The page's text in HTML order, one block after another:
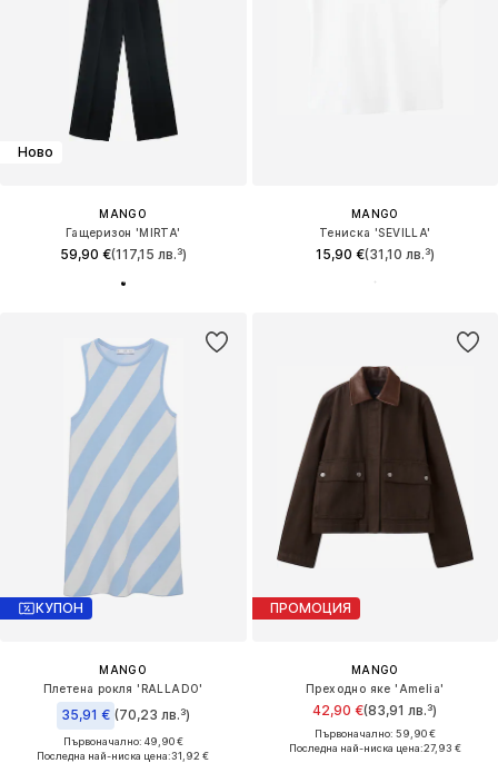
Ново
MANGO
Гащеризон 'MIRTA'
59,90 €(117,15 лв.³)
MANGO
Тениска 'SEVILLA'
15,90 €(31,10 лв.³)
КУПОН
MANGO
Плетена рокля 'RALLADO'
35,91 € (70,23 лв.³)
Първоначално: 49,90 €
Последна най-ниска цена:31,92 €
ПРОМОЦИЯ
MANGO
Преходно яке 'Amelia'
42,90 €(83,91 лв.³)
Първоначално: 59,90 €
Последна най-ниска цена:27,93 €